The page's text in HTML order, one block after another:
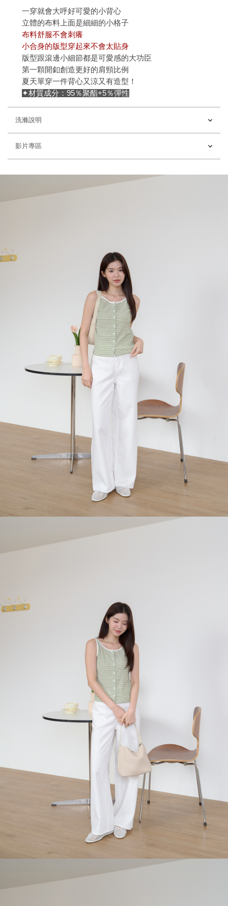
一穿就會大呼好可愛的小背心
立體的布料上面是細細的小格子
布料舒服不會刺癢
小合身的版型穿起來不會太貼身
版型跟滾邊小細節都是可愛感的大功臣
第一顆開釦創造更好的肩頸比例
夏天單穿一件背心又涼又有造型！
✦材質成分：95％聚酯+5％彈性
洗滌說明
影片專區